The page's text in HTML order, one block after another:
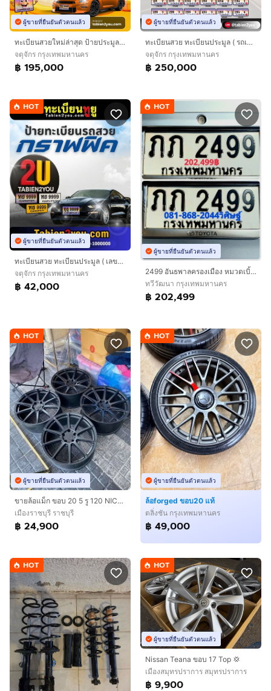
ผู้ขายที่ยืนยันตัวตนแล้ว
ทะเบียนสวยใหม่ล่าสุด ป้ายประมูล 4ขข 🎉
จตุจักร กรุงเทพมหานคร
฿ 195,000
ผู้ขายที่ยืนยันตัวตนแล้ว
ทะเบียนสวย ทะเบียนประมูล ( รถเก๋ง ) ทะเบียนรถยนต์ ทะเบียนมงคล ทะเบียนผลรวมดี ทะเบียนทูยู ทะเบียนราคาถูก เลขมงคล มีหน้าร้าน ถูกกฎหมาย
จตุจักร กรุงเทพมหานคร
฿ 250,000
HOT
ผู้ขายที่ยืนยันตัวตนแล้ว
ทะเบียนสวย ทะเบียนประมูล ( เลขสวย กราฟฟิค ) ทะเบียนรถยนต์ ทะเบียนมงคล ทะเบียนผลรวมดี ทะเบียนทูยู ทะเบียนราคาถูก เลขมงคล มีหน้าร้าน ถูกกฎหมาย
จตุจักร กรุงเทพมหานคร
฿ 42,000
HOT
ผู้ขายที่ยืนยันตัวตนแล้ว
2499 อันธพาลครองเมือง หมวดเบิ้ล โอกาสเดียวเท่านั้น พร้อมบริการครับ
ทวีวัฒนา กรุงเทพมหานคร
฿ 202,499
HOT
ผู้ขายที่ยืนยันตัวตนแล้ว
ขายล้อแม็ก ขอบ 20 5 รู 120 NICHE ESSEN
เมืองราชบุรี ราชบุรี
฿ 24,900
HOT
ผู้ขายที่ยืนยันตัวตนแล้ว
ล้อforged ขอบ20 แท้
ตลิ่งชัน กรุงเทพมหานคร
฿ 49,000
HOT HOT
ผู้ขายที่ยืนยันตัวตนแล้ว
Nissan Teana ขอบ 17 Top 💢
เมืองสมุทรปราการ สมุทรปราการ
฿ 9,900